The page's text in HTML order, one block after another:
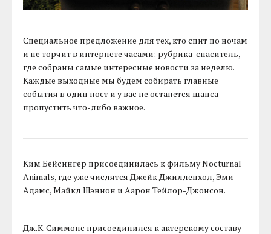
Специальное предложение для тех, кто спит по ночам
и не торчит в интернете часами: рубрика-спаситель,
где собраны самые интересные новости за неделю.
Каждые выходные мы будем собирать главные
события в один пост и у вас не останется шанса
пропустить что-либо важное.
Ким Бейсингер присоединилась к фильму Nocturnal
Animals, где уже числятся Джейк Джилленхол, Эми
Адамс, Майкл Шэннон и Аарон Тейлор-Джонсон.
Дж.К. Симмонс присоединился к актерскому составу